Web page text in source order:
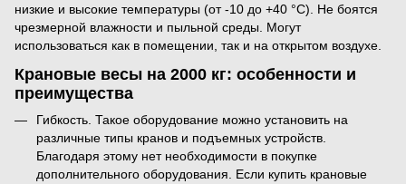
низкие и высокие температуры (от -10 до +40 °C). Не боятся
чрезмерной влажности и пыльной среды. Могут
использоваться как в помещении, так и на открытом воздухе.
Крановые весы на 2000 кг: особенности и
преимущества
Гибкость. Такое оборудование можно установить на
различные типы кранов и подъемных устройств.
Благодаря этому нет необходимости в покупке
дополнительного оборудования. Если купить крановые